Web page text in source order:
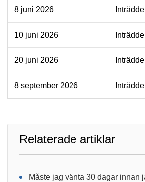
8 juni 2026
10 juni 2026
20 juni 2026
8 september 2026
Relaterade artiklar
Måste jag vänta 30 dagar innan